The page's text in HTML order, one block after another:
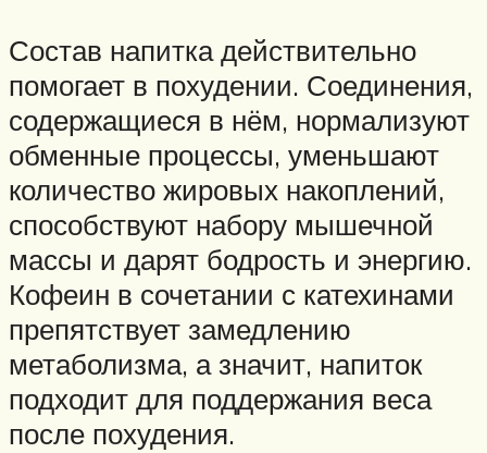
Состав напитка действительно
помогает в похудении. Соединения,
содержащиеся в нём, нормализуют
обменные процессы, уменьшают
количество жировых накоплений,
способствуют набору мышечной
массы и дарят бодрость и энергию.
Кофеин в сочетании с катехинами
препятствует замедлению
метаболизма, а значит, напиток
подходит для поддержания веса
после похудения.